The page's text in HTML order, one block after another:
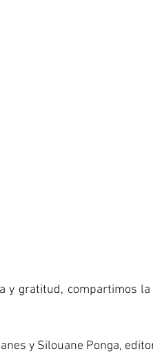
y gratitud, compartimos
y Silouane Ponga,